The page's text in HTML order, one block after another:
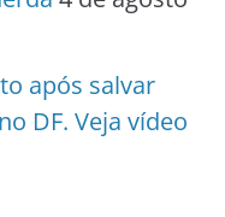
após salvar
DF. Veja vídeo